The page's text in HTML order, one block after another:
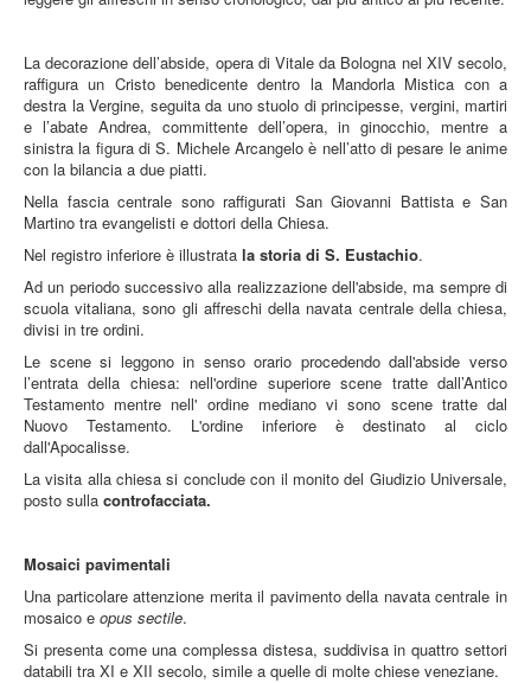
La decorazione dell’abside, opera di Vitale da Bologna nel XIV secolo,
raffigura un Cristo benedicente dentro la Mandorla Mistica con a
destra la Vergine, seguita da uno stuolo di principesse, vergini, martiri
e l’abate Andrea, committente dell’opera, in ginocchio, mentre a
sinistra la figura di S. Michele Arcangelo è nell’atto di pesare le anime
con la bilancia a due piatti.
Nella fascia centrale sono raffigurati San Giovanni Battista e San
Martino tra evangelisti e dottori della Chiesa.
Nel registro inferiore è illustrata la storia di S. Eustachio.
Ad un periodo successivo alla realizzazione dell'abside, ma sempre di
scuola vitaliana, sono gli affreschi della navata centrale della chiesa,
divisi in tre ordini.
Le scene si leggono in senso orario procedendo dall'abside verso
l’entrata della chiesa: nell'ordine superiore scene tratte dall’Antico
Testamento mentre nell' ordine mediano vi sono scene tratte dal
Nuovo Testamento. L'ordine inferiore è destinato al ciclo
dall'Apocalisse.
La visita alla chiesa si conclude con il monito del Giudizio Universale,
posto sulla controfacciata.
Mosaici pavimentali
Una particolare attenzione merita il pavimento della navata centrale in
mosaico e opus sectile.
Si presenta come una complessa distesa, suddivisa in quattro settori
databili tra XI e XII secolo, simile a quelle di molte chiese veneziane.